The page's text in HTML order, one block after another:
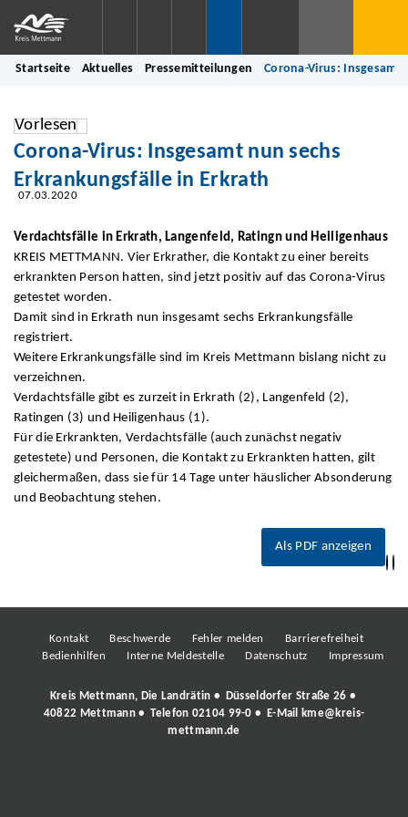
Startseite Aktuelles Pressemitteilungen Corona-Virus: Insgesamt
Vorlesen
Corona-Virus: Insgesamt nun sechs
Erkrankungsfälle in Erkrath
07.03.2020
Verdachtsfälle in Erkrath, Langenfeld, Ratingn und Heiligenhaus
KREIS METTMANN. Vier Erkrather, die Kontakt zu einer bereits
erkrankten Person hatten, sind jetzt positiv auf das Corona-Virus
getestet worden.
Damit sind in Erkrath nun insgesamt sechs Erkrankungsfälle
registriert.
Weitere Erkrankungsfälle sind im Kreis Mettmann bislang nicht zu
verzeichnen.
Verdachtsfälle gibt es zurzeit in Erkrath (2), Langenfeld (2),
Ratingen (3) und Heiligenhaus (1).
Für die Erkrankten, Verdachtsfälle (auch zunächst negativ
getestete) und Personen, die Kontakt zu Erkrankten hatten, gilt
gleichermaßen, dass sie für 14 Tage unter häuslicher Absonderung
und Beobachtung stehen.
Als PDF anzeigen
Kontakt Beschwerde Fehler melden
Barrierefreiheit
Bedienhilfen
Interne Meldestelle Datenschutz Impressum
Kreis Mettmann, Die Landrätin • Düsseldorfer Straße 26 •
40822 Mettmann • Telefon 02104 99-0 • E-Mail
kme@kreis-
mettmann.de